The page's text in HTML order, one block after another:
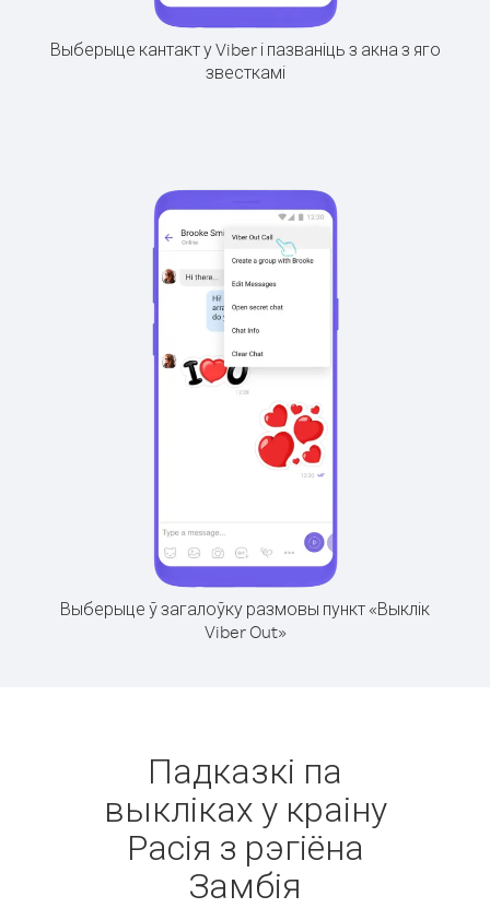
Выберыце кантакт у Viber і пазваніць з акна з яго
звесткамі
Выберыце ў загалоўку размовы пункт «Выклік
Viber Out»
Падказкі па
выкліках у краіну
Расія з рэгіёна
Замбія